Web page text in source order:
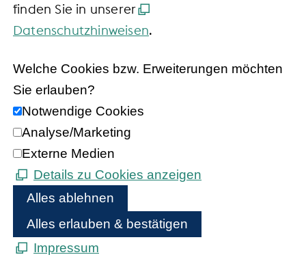
finden Sie in unserer
Datenschutzhinweisen.
Welche Cookies bzw. Erweiterungen möchten
Sie erlauben?
Notwendige Cookies
Analyse/Marketing
Externe Medien
Details zu Cookies anzeigen
Alles ablehnen
Alles erlauben & bestätigen
Impressum